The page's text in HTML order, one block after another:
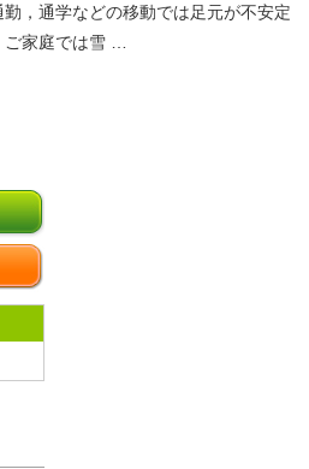
，通学などの移動では足元が不安定
家庭では雪 …
稿
の
ペ
ー